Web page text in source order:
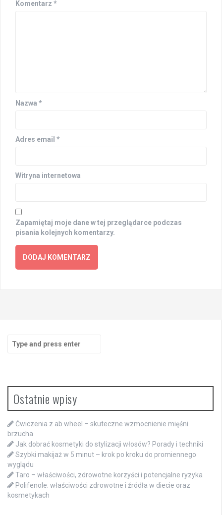
Komentarz *
Nazwa *
Adres email *
Witryna internetowa
Zapamiętaj moje dane w tej przeglądarce podczas
pisania kolejnych komentarzy.
Search
for:
Ostatnie wpisy
Ćwiczenia z ab wheel – skuteczne wzmocnienie mięśni
brzucha
Jak dobrać kosmetyki do stylizacji włosów? Porady i techniki
Szybki makijaż w 5 minut – krok po kroku do promiennego
wyglądu
Taro – właściwości, zdrowotne korzyści i potencjalne ryzyka
Polifenole: właściwości zdrowotne i źródła w diecie oraz
kosmetykach